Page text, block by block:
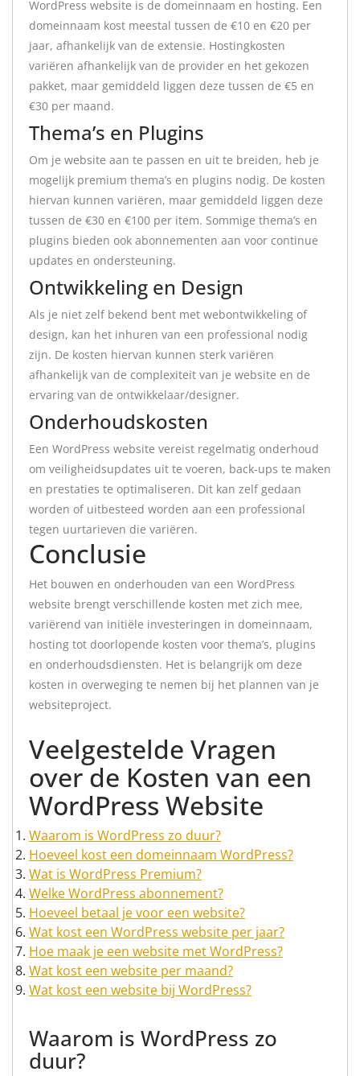
WordPress website is de domeinnaam en hosting. Een
domeinnaam kost meestal tussen de €10 en €20 per
jaar, afhankelijk van de extensie. Hostingkosten
variëren afhankelijk van de provider en het gekozen
pakket, maar gemiddeld liggen deze tussen de €5 en
€30 per maand.
Thema’s en Plugins
Om je website aan te passen en uit te breiden, heb je
mogelijk premium thema’s en plugins nodig. De kosten
hiervan kunnen variëren, maar gemiddeld liggen deze
tussen de €30 en €100 per item. Sommige thema’s en
plugins bieden ook abonnementen aan voor continue
updates en ondersteuning.
Ontwikkeling en Design
Als je niet zelf bekend bent met webontwikkeling of
design, kan het inhuren van een professional nodig
zijn. De kosten hiervan kunnen sterk variëren
afhankelijk van de complexiteit van je website en de
ervaring van de ontwikkelaar/designer.
Onderhoudskosten
Een WordPress website vereist regelmatig onderhoud
om veiligheidsupdates uit te voeren, back-ups te maken
en prestaties te optimaliseren. Dit kan zelf gedaan
worden of uitbesteed worden aan een professional
tegen uurtarieven die variëren.
Conclusie
Het bouwen en onderhouden van een WordPress
website brengt verschillende kosten met zich mee,
variërend van initiële investeringen in domeinnaam,
hosting tot doorlopende kosten voor thema’s, plugins
en onderhoudsdiensten. Het is belangrijk om deze
kosten in overweging te nemen bij het plannen van je
websiteproject.
Veelgestelde Vragen
over de Kosten van een
WordPress Website
Waarom is WordPress zo duur?
Hoeveel kost een domeinnaam WordPress?
Wat is WordPress Premium?
Welke WordPress abonnement?
Hoeveel betaal je voor een website?
Wat kost een WordPress website per jaar?
Hoe maak je een website met WordPress?
Wat kost een website per maand?
Wat kost een website bij WordPress?
Waarom is WordPress zo
duur?